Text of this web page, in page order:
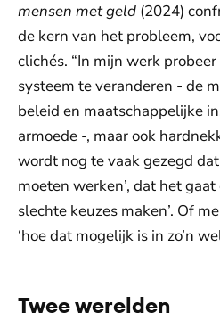
mensen met geld (2024)
de kern van het probleem,
clichés. “In mijn werk
systeem te veranderen - de
beleid en maatschappelijke
armoede -, maar ook
wordt nog te vaak gezegd
moeten werken’, dat het
slechte keuzes maken’. Of
‘hoe dat mogelijk is in zo’n
Twee werelden